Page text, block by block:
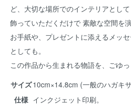
ど、大切な場所でのインテリアとして
飾っていただくだけで 素敵な空間を
お手紙や、プレゼントに添えるメッ
としても。
この作品から生まれる物語を、ごゆ
サイズ10cm×14.8cm (一般のハガキ
仕様 インクジェット印刷。